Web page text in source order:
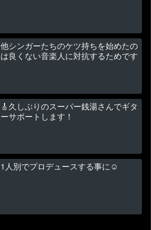
他シンガーたちのケツ持ちを始めたの
は良くない音楽人に対抗するためです
🎸久しぶりのスーパー銭湯さんでギタ
ーサポートします！
1人別でプロデュースする事に☺